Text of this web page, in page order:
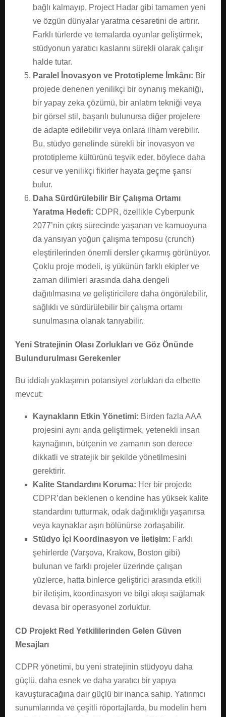
bağlı kalmayıp, Project Hadar gibi tamamen yeni
ve özgün dünyalar yaratma cesaretini de artırır.
Farklı türlerde ve temalarda oyunlar geliştirmek,
stüdyonun yaratıcı kaslarını sürekli olarak çalışır
halde tutar.
Paralel İnovasyon ve Prototipleme İmkânı: Bir
projede denenen yenilikçi bir oynanış mekaniği,
bir yapay zeka çözümü, bir anlatım tekniği veya
bir görsel stil, başarılı bulunursa diğer projelere
de adapte edilebilir veya onlara ilham verebilir.
Bu, stüdyo genelinde sürekli bir inovasyon ve
prototipleme kültürünü teşvik eder, böylece daha
cesur ve yenilikçi fikirler hayata geçme şansı
bulur.
Daha Sürdürülebilir Bir Çalışma Ortamı
Yaratma Hedefi: CDPR, özellikle Cyberpunk
2077’nin çıkış sürecinde yaşanan ve kamuoyuna
da yansıyan yoğun çalışma temposu (crunch)
eleştirilerinden önemli dersler çıkarmış görünüyor.
Çoklu proje modeli, iş yükünün farklı ekipler ve
zaman dilimleri arasında daha dengeli
dağıtılmasına ve geliştiricilere daha öngörülebilir,
sağlıklı ve sürdürülebilir bir çalışma ortamı
sunulmasına olanak tanıyabilir.
Yeni Stratejinin Olası Zorlukları ve Göz Önünde
Bulundurulması Gerekenler
Bu iddialı yaklaşımın potansiyel zorlukları da elbette
mevcut:
Kaynakların Etkin Yönetimi: Birden fazla AAA
projesini aynı anda geliştirmek, yetenekli insan
kaynağının, bütçenin ve zamanın son derece
dikkatli ve stratejik bir şekilde yönetilmesini
gerektirir.
Kalite Standardını Koruma: Her bir projede
CDPR’dan beklenen o kendine has yüksek kalite
standardını tutturmak, odak dağınıklığı yaşanırsa
veya kaynaklar aşırı bölünürse zorlaşabilir.
Stüdyo İçi Koordinasyon ve İletişim: Farklı
şehirlerde (Varşova, Krakow, Boston gibi)
bulunan ve farklı projeler üzerinde çalışan
yüzlerce, hatta binlerce geliştirici arasında etkili
bir iletişim, koordinasyon ve bilgi akışı sağlamak
devasa bir operasyonel zorluktur.
CD Projekt Red Yetkililerinden Gelen Güven
Mesajları
CDPR yönetimi, bu yeni stratejinin stüdyoyu daha
güçlü, daha esnek ve daha yaratıcı bir yapıya
kavuşturacağına dair güçlü bir inanca sahip. Yatırımcı
sunumlarında ve çeşitli röportajlarda, bu modelin hem